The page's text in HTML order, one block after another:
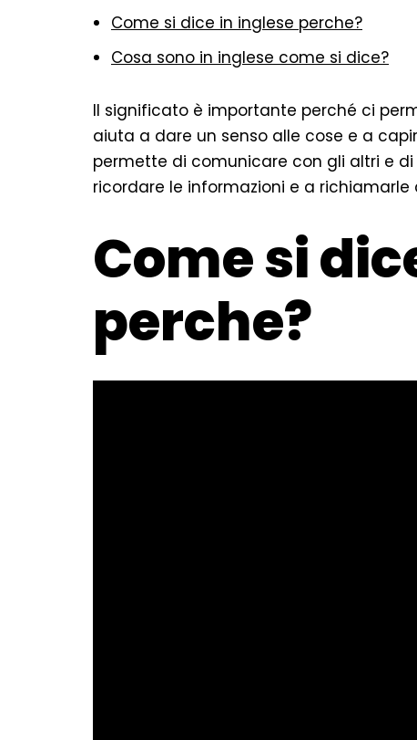
Come si dice in inglese perche?
Cosa sono in inglese come si dice?
Il significato è importante perché ci
aiuta a dare un senso alle cose e a
permette di comunicare con gli altri e
ricordare le informazioni e a
Come si
perche?